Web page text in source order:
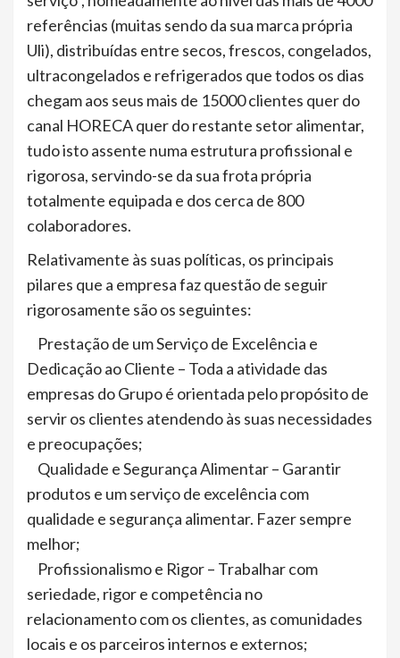
referências (muitas sendo da sua marca própria
Uli), distribuídas entre secos, frescos, congelados,
ultracongelados e refrigerados que todos os dias
chegam aos seus mais de 15000 clientes quer do
canal HORECA quer do restante setor alimentar,
tudo isto assente numa estrutura profissional e
rigorosa, servindo-se da sua frota própria
totalmente equipada e dos cerca de 800
colaboradores.
Relativamente às suas políticas, os principais
pilares que a empresa faz questão de seguir
rigorosamente são os seguintes:
Prestação de um Serviço de Excelência e
Dedicação ao Cliente – Toda a atividade das
empresas do Grupo é orientada pelo propósito de
servir os clientes atendendo às suas necessidades
e preocupações;
Qualidade e Segurança Alimentar – Garantir
produtos e um serviço de excelência com
qualidade e segurança alimentar. Fazer sempre
melhor;
Profissionalismo e Rigor – Trabalhar com
seriedade, rigor e competência no
relacionamento com os clientes, as comunidades
locais e os parceiros internos e externos;